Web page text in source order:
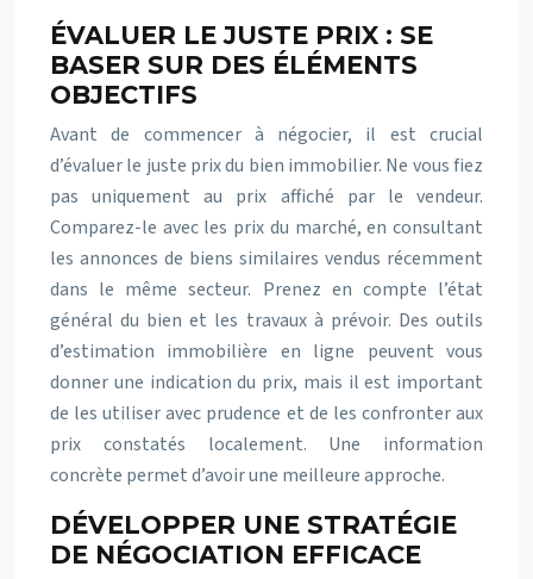
ÉVALUER LE JUSTE PRIX : SE
BASER SUR DES ÉLÉMENTS
OBJECTIFS
Avant de commencer à négocier, il est crucial
d’évaluer le juste prix du bien immobilier. Ne vous fiez
pas uniquement au prix affiché par le vendeur.
Comparez-le avec les prix du marché, en consultant
les annonces de biens similaires vendus récemment
dans le même secteur. Prenez en compte l’état
général du bien et les travaux à prévoir. Des outils
d’estimation immobilière en ligne peuvent vous
donner une indication du prix, mais il est important
de les utiliser avec prudence et de les confronter aux
prix constatés localement. Une information
concrète permet d’avoir une meilleure approche.
DÉVELOPPER UNE STRATÉGIE
DE NÉGOCIATION EFFICACE